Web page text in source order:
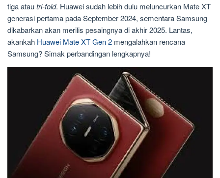
tiga atautri-fold. Huawei sudah lebih dulu meluncurkan Mate XT
generasi pertama pada September 2024, sementara Samsung
dikabarkan akan merilis pesaingnya di akhir 2025. Lantas,
akankah Huawei Mate XT Gen 2 mengalahkan rencana
Samsung? Simak perbandingan lengkapnya!